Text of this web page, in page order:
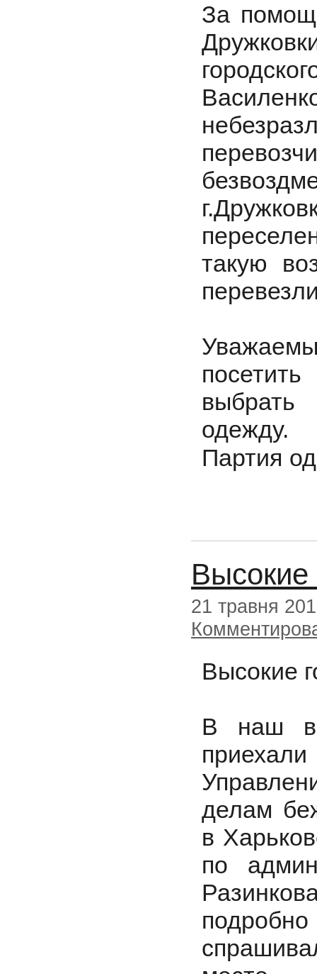
За
такую
одежду.
Партия
21 травня
Высокие
В наш
делам
в
по